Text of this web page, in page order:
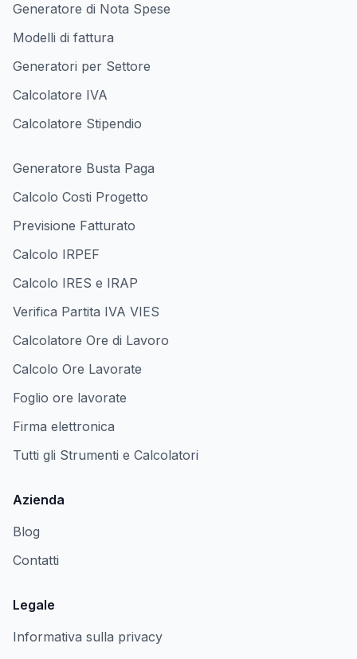
Generatore di Nota Spese
Modelli di fattura
Generatori per Settore
Calcolatore IVA
Calcolatore Stipendio
Generatore Busta Paga
Calcolo Costi Progetto
Previsione Fatturato
Calcolo IRPEF
Calcolo IRES e IRAP
Verifica Partita IVA VIES
Calcolatore Ore di Lavoro
Calcolo Ore Lavorate
Foglio ore lavorate
Firma elettronica
Tutti gli Strumenti e Calcolatori
Azienda
Blog
Contatti
Legale
Informativa sulla privacy